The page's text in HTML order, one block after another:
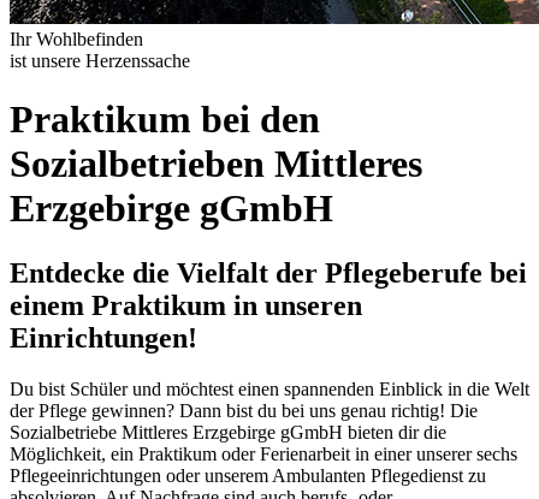
Ihr Wohlbefinden
ist unsere Herzenssache
Praktikum bei den
Sozialbetrieben Mittleres
Erzgebirge gGmbH
Entdecke die Vielfalt der Pflegeberufe bei
einem Praktikum in unseren
Einrichtungen!
Du bist Schüler und möchtest einen spannenden Einblick in die Welt
der Pflege gewinnen? Dann bist du bei uns genau richtig! Die
Sozialbetriebe Mittleres Erzgebirge gGmbH bieten dir die
Möglichkeit, ein Praktikum oder Ferienarbeit in einer unserer sechs
Pflegeeinrichtungen oder unserem Ambulanten Pflegedienst zu